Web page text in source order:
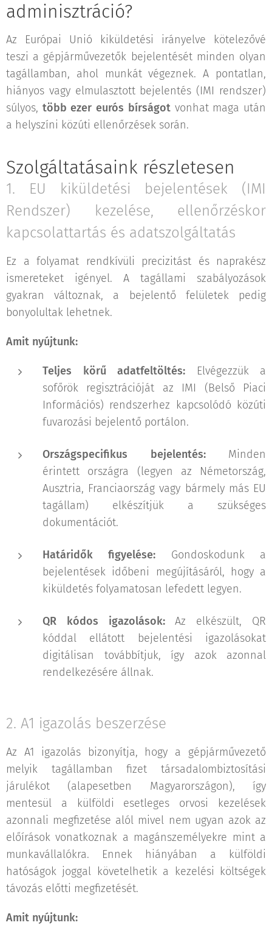
adminisztráció?
Az Európai Unió kiküldetési irányelve kötelezővé
teszi a gépjárművezetők bejelentését minden olyan
tagállamban, ahol munkát végeznek. A pontatlan,
hiányos vagy elmulasztott bejelentés (IMI rendszer)
súlyos, több ezer eurós bírságotvonhat maga után
a helyszíni közúti ellenőrzések során.
Szolgáltatásaink részletesen
1. EU kiküldetési bejelentések (IMI
Rendszer) kezelése, ellenőrzéskor
kapcsolattartás és adatszolgáltatás
Ez a folyamat rendkívüli precizitást és naprakész
ismereteket igényel. A tagállami szabályozások
gyakran változnak, a bejelentő felületek pedig
bonyolultak lehetnek.
Amit nyújtunk:
Teljes körű adatfeltöltés: Elvégezzük a
sofőrök regisztrációját az IMI (Belső Piaci
Információs) rendszerhez kapcsolódó közúti
fuvarozási bejelentő portálon.
Országspecifikus bejelentés:Minden
érintett országra (legyen az Németország,
Ausztria, Franciaország vagy bármely más EU
tagállam) elkészítjük a szükséges
dokumentációt.
Határidők figyelése: Gondoskodunk a
bejelentések időbeni megújításáról, hogy a
kiküldetés folyamatosan lefedett legyen.
QR kódos igazolások:Az elkészült, QR
kóddal ellátott bejelentési igazolásokat
digitálisan továbbítjuk, így azok azonnal
rendelkezésére állnak.
2. A1 igazolás beszerzése
Az A1 igazolás bizonyítja, hogy a gépjárművezető
melyik tagállamban fizet társadalombiztosítási
járulékot (alapesetben Magyarországon), így
mentesül a külföldi esetleges orvosi kezelések
azonnali megfizetése alól mivel nem ugyan azok az
előírások vonatkoznak a magánszemélyekre mint a
munkavállalókra. Ennek hiányában a külföldi
hatóságok joggal követelhetik a kezelési költségek
távozás előtti megfizetését.
Amit nyújtunk: